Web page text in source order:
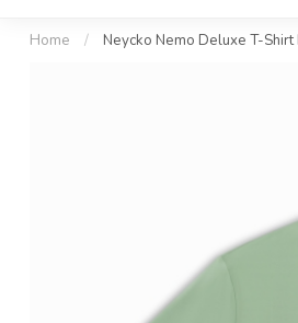
Home / Neycko Nemo Deluxe T-Shirt